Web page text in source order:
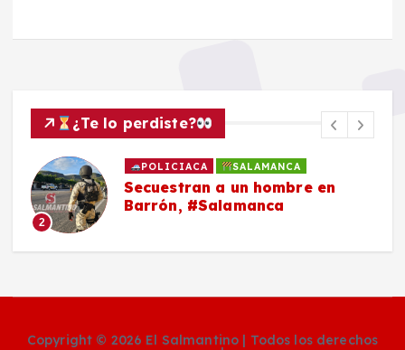
¿Te lo perdiste?
2
POLICIACA SALAMANCA
Secuestran a un hombre en
Barrón, #Salamanca
Copyright © 2026 El Salmantino | Todos los derechos